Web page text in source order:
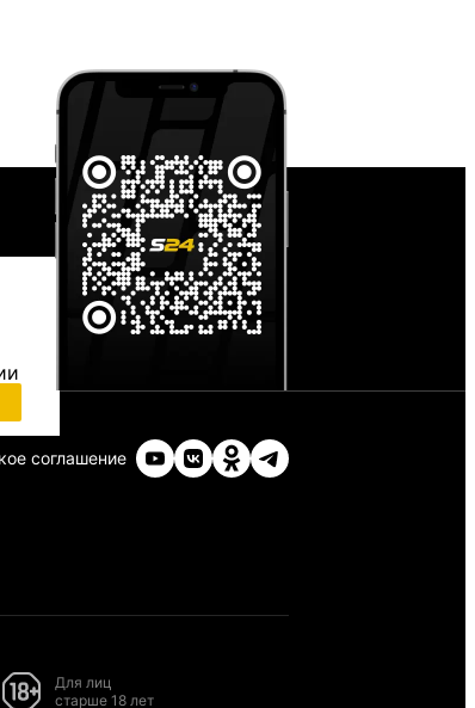
соглашение
Для лиц
старше 18 лет